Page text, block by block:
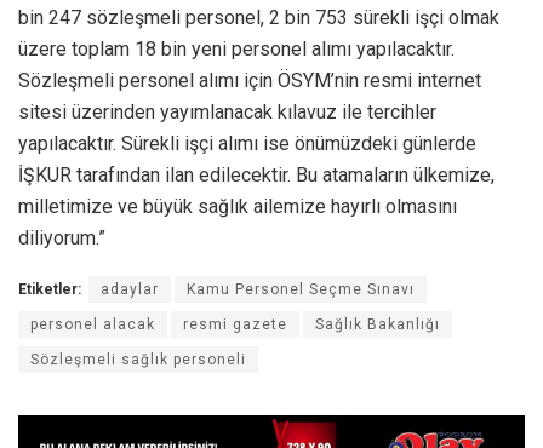
bin 247 sözleşmeli personel, 2 bin 753 sürekli işçi olmak
üzere toplam 18 bin yeni personel alımı yapılacaktır.
Sözleşmeli personel alımı için ÖSYM’nin resmi internet
sitesi üzerinden yayımlanacak kılavuz ile tercihler
yapılacaktır. Sürekli işçi alımı ise önümüzdeki günlerde
İŞKUR tarafından ilan edilecektir. Bu atamaların ülkemize,
milletimize ve büyük sağlık ailemize hayırlı olmasını
diliyorum.”
Etiketler: adaylar Kamu Personel Seçme Sınavı
personel alacak resmi gazete Sağlık Bakanlığı
Sözleşmeli sağlık personeli